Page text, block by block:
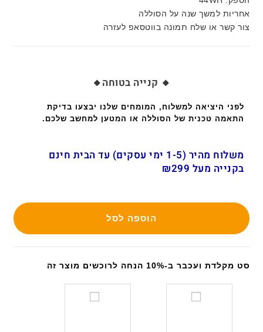
אחריות למשך שנה על הסוללה
צור קשר או שלח תמונה בווטסאפ לעזרה
🔸 קנייה בטוחה🔸
לפני היציאה למשלוח, המומחים שלנו יבצעו בדיקת
התאמה טכנית של הסוללה או המטען למחשב שלכם.
משלוח מהיר (1-5 ימי עסקים) עד הבית חינם
בקנייה מעל ₪299
הוספה לסל
סט מקלדת ועכבר ב-10% הנחה לרוכשים מוצר זה